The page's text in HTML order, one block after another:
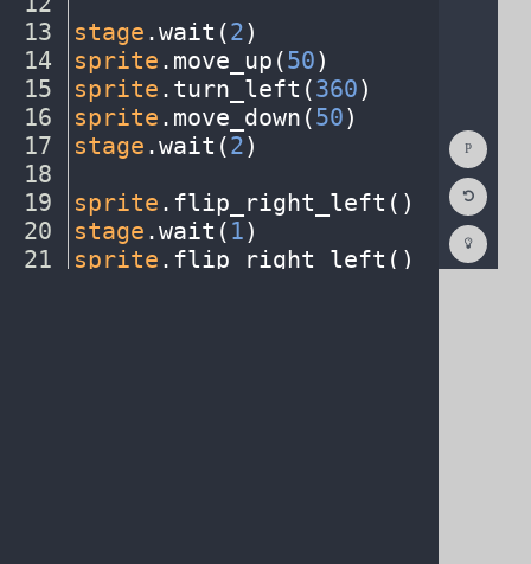
13
14
15
16
17
18
19
20
21
stage .wait(2)
sprite . move_up(50)
sprite . turn_left(360)
sprite . move_down(50)
stage .wait(2)
sprite . flip_right_left()
stage .wait( 1)
sprite . flip_right_left()
Code
How
To